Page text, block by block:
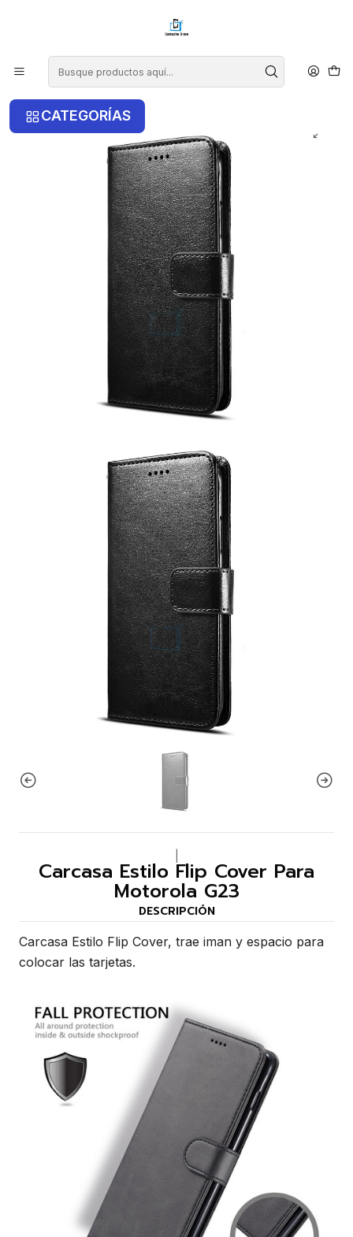
CATEGORÍAS
Inicio
Motorola
Carcasa Estilo Flip Cover Para Motorola G23
Carcasa Estilo Flip Cover Para
Motorola G23
DESCRIPCIÓN
Carcasa Estilo Flip Cover, trae iman y espacio para
colocar las tarjetas.